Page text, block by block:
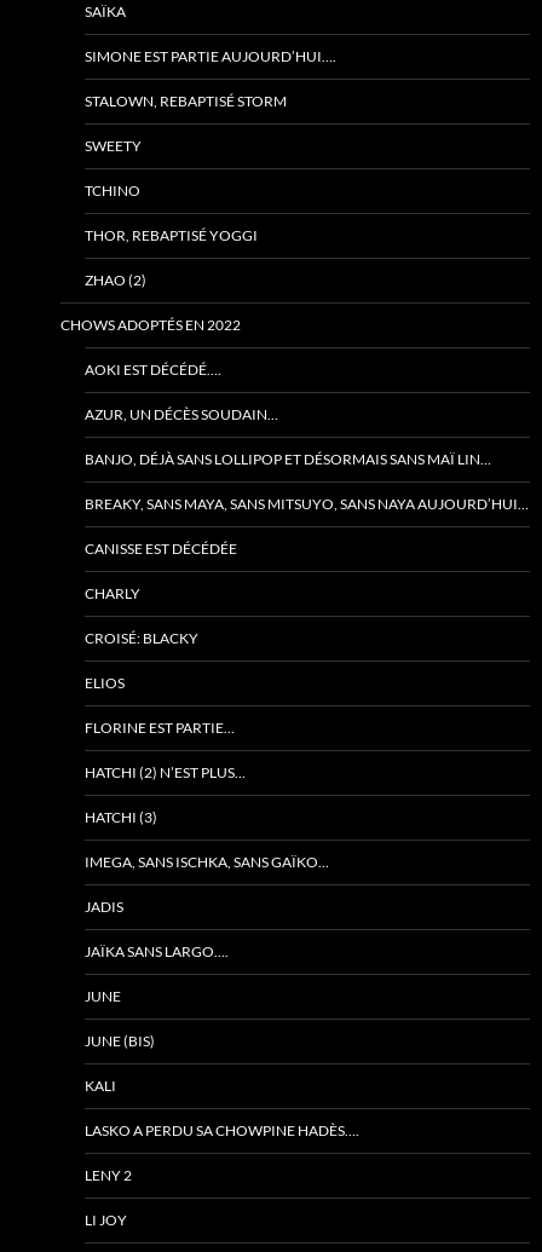
SAÏKA
SIMONE EST PARTIE AUJOURD’HUI….
STALOWN, REBAPTISÉ STORM
SWEETY
TCHINO
THOR, REBAPTISÉ YOGGI
ZHAO (2)
CHOWS ADOPTÉS EN 2022
AOKI EST DÉCÉDÉ….
AZUR, UN DÉCÈS SOUDAIN…
BANJO, DÉJÀ SANS LOLLIPOP ET DÉSORMAIS SANS MAÏ LIN…
BREAKY, SANS MAYA, SANS MITSUYO, SANS NAYA AUJOURD’HUI…
CANISSE EST DÉCÉDÉE
CHARLY
CROISÉ: BLACKY
ELIOS
FLORINE EST PARTIE…
HATCHI (2) N’EST PLUS…
HATCHI (3)
IMEGA, SANS ISCHKA, SANS GAÏKO…
JADIS
JAÏKA SANS LARGO….
JUNE
JUNE (BIS)
KALI
LASKO A PERDU SA CHOWPINE HADÈS….
LENY 2
LI JOY